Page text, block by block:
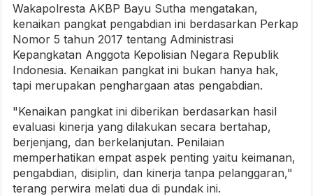
Wakapolresta AKBP Bayu Sutha mengatakan,
kenaikan pangkat pengabdian ini berdasarkan Perkap
Nomor 5 tahun 2017 tentang Administrasi
Kepangkatan Anggota Kepolisian Negara Republik
Indonesia. Kenaikan pangkat ini bukan hanya hak,
tapi merupakan penghargaan atas pengabdian.
"Kenaikan pangkat ini diberikan berdasarkan hasil
evaluasi kinerja yang dilakukan secara bertahap,
berjenjang, dan berkelanjutan. Penilaian
memperhatikan empat aspek penting yaitu keimanan,
pengabdian, disiplin, dan kinerja tanpa pelanggaran,"
terang perwira melati dua di pundak ini.